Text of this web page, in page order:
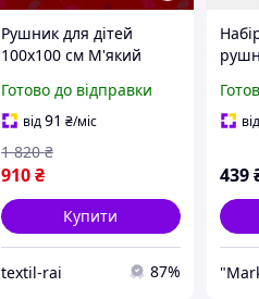
Рушник для дітей
100х100 см М'який
комфортний Дитячий
рушник з малюнком
затишний
Готово до відправки
від91 ₴/міс
910 ₴
1 820 ₴
Купити
textil-rai 87%
шт
від
439